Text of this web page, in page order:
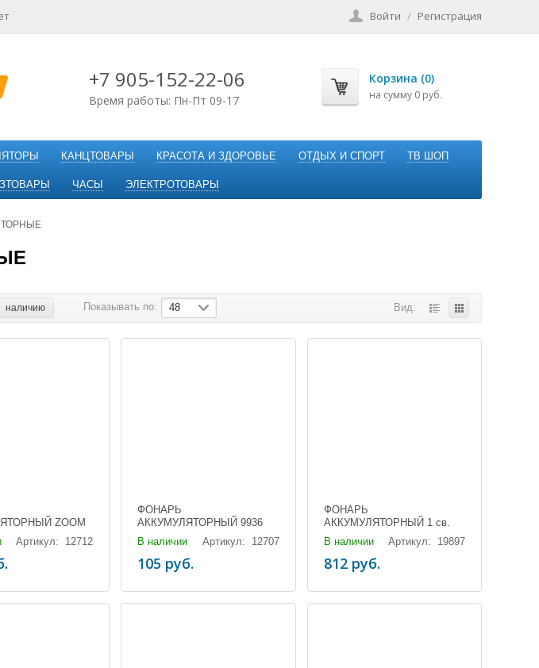
Войти / Регистрация
+7 905-152-22-06
Время работы: Пн-Пт 09-17
Корзина (0)
на сумму 0 руб.
КАНЦТОВАРЫ КРАСОТА И ЗДОРОВЬЕ ОТДЫХ И СПОРТ ТВ ШОП
ЧАСЫ ЭЛЕКТРОТОВАРЫ
наличию Показывать по: 48 Вид:
ZOOM
Артикул: 12712
ФОНАРЬ
АККУМУЛЯТОРНЫЙ 9936
(1/200)
В наличии Артикул: 12707
105 руб.
ФОНАРЬ
АККУМУЛЯТОРНЫЙ 1 св.
P70 ZOOM (3хААА,18650)
(1/80)
В наличии Артикул: 19897
812 руб.